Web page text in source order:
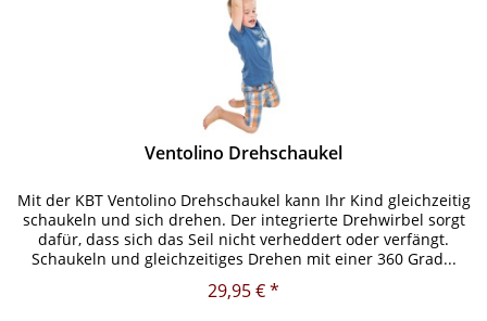
Ventolino Drehschaukel
Mit der KBT Ventolino Drehschaukel kann Ihr Kind gleichzeitig
schaukeln und sich drehen. Der integrierte Drehwirbel sorgt
dafür, dass sich das Seil nicht verheddert oder verfängt.
Schaukeln und gleichzeitiges Drehen mit einer 360 Grad...
29,95 € *